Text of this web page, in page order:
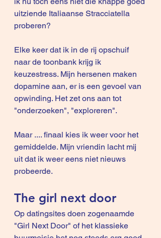
uitziende Italiaanse Stracciatella
proberen?
Elke keer dat ik in de rij opschuif
naar de toonbank krijg ik
keuzestress. Mijn hersenen maken
dopamine aan, er is een gevoel van
opwinding. Het zet ons aan tot
"onderzoeken", "exploreren".
Maar .... finaal kies ik weer voor het
gemiddelde. Mijn vriendin lacht mij
uit dat ik weer eens niet nieuws
probeerde.
The girl next door
Op datingsites doen zogenaamde
"Girl Next Door" of het klassieke